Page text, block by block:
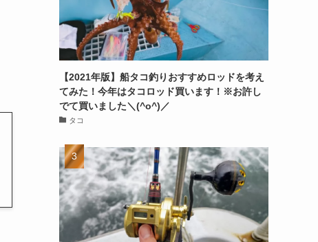
【2021年版】船タコ釣りおすすめロッドを考え
てみた！今年はタコロッド買います！※お許し
でて買いました＼(^o^)／
タコ